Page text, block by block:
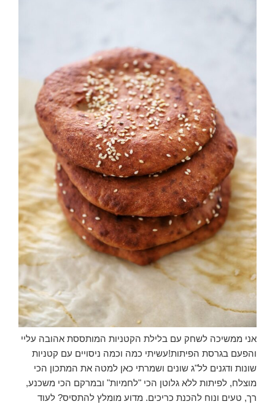
אני ממשיכה לשחק עם בלילת הקטניות המותססת אהובה עליי
והפעם בגרסת הפיתות!עשיתי כמה וכמה ניסויים עם קטניות
שונות ודגנים לל"ג שונים ושמרתי כאן למטה את המתכון הכי
מוצלח, לפיתות ללא גלוטן הכי "לחמיות" ובמרקם הכי משכנע,
רך, טעים ונוח להכנת כריכים. מדוע מומלץ להתסיס? לעוד